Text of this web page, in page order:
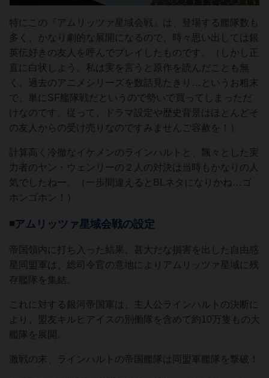
特にこの『アムリッツァ星域会戦』は、登場する艦隊数も
多く、かなり劇的な展開になるので、時々思い出しては銀
英伝好きの友人を呼んでプレイしたものです。（しかし正
直に白状しよう。私は実を言うと原作を読んだことも無
く、過去のアニメシリーズを数話見たきり…というお粗末
で、単にSF艦隊戦だというので勢いで買ってしまっただ
けなのです。従って、ドラマ設定や歴史背景はほとんどそ
の友人からの受け売りなのですみませんご容赦を！）
計算高く冷徹なイケメンのラインハルトと、飄々とした実
力者のヤン・ウェンリーの２人の対決は当時もかなりの人
気でしたねー。（一歩間違えるとBLネタになりかね…ゴ
ホンゴホン！）
◾️アムリッツァ星域会戦の設定
帝国領内に打ち入った結果、甚大だな損害を出した自由惑
星同盟軍は、総司令官の意地によりアムリッツァ星域に残
存艦隊を集結。
これに対する銀河帝国軍は、主人公ラインハルトの決断に
より、盟友キルヒアイスの別働隊を含めて約10万隻もの大
艦隊を展開。
激戦の末、ラインハルトの帝国艦隊は同盟軍艦隊を撃破！